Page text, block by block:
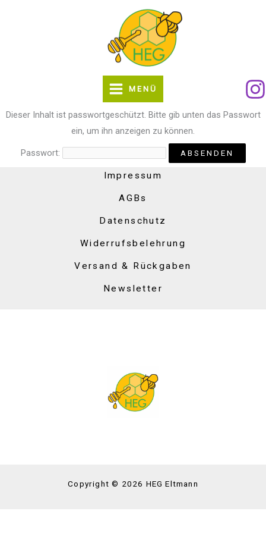
MENÜ
Dieser Inhalt ist passwortgeschützt. Bitte gib unten das Passwort
ein, um ihn anzeigen zu können.
Passwort:
Impressum
AGBs
Datenschutz
Widerrufsbelehrung
Versand & Rückgaben
Newsletter
Copyright © 2026 HEG Eltmann